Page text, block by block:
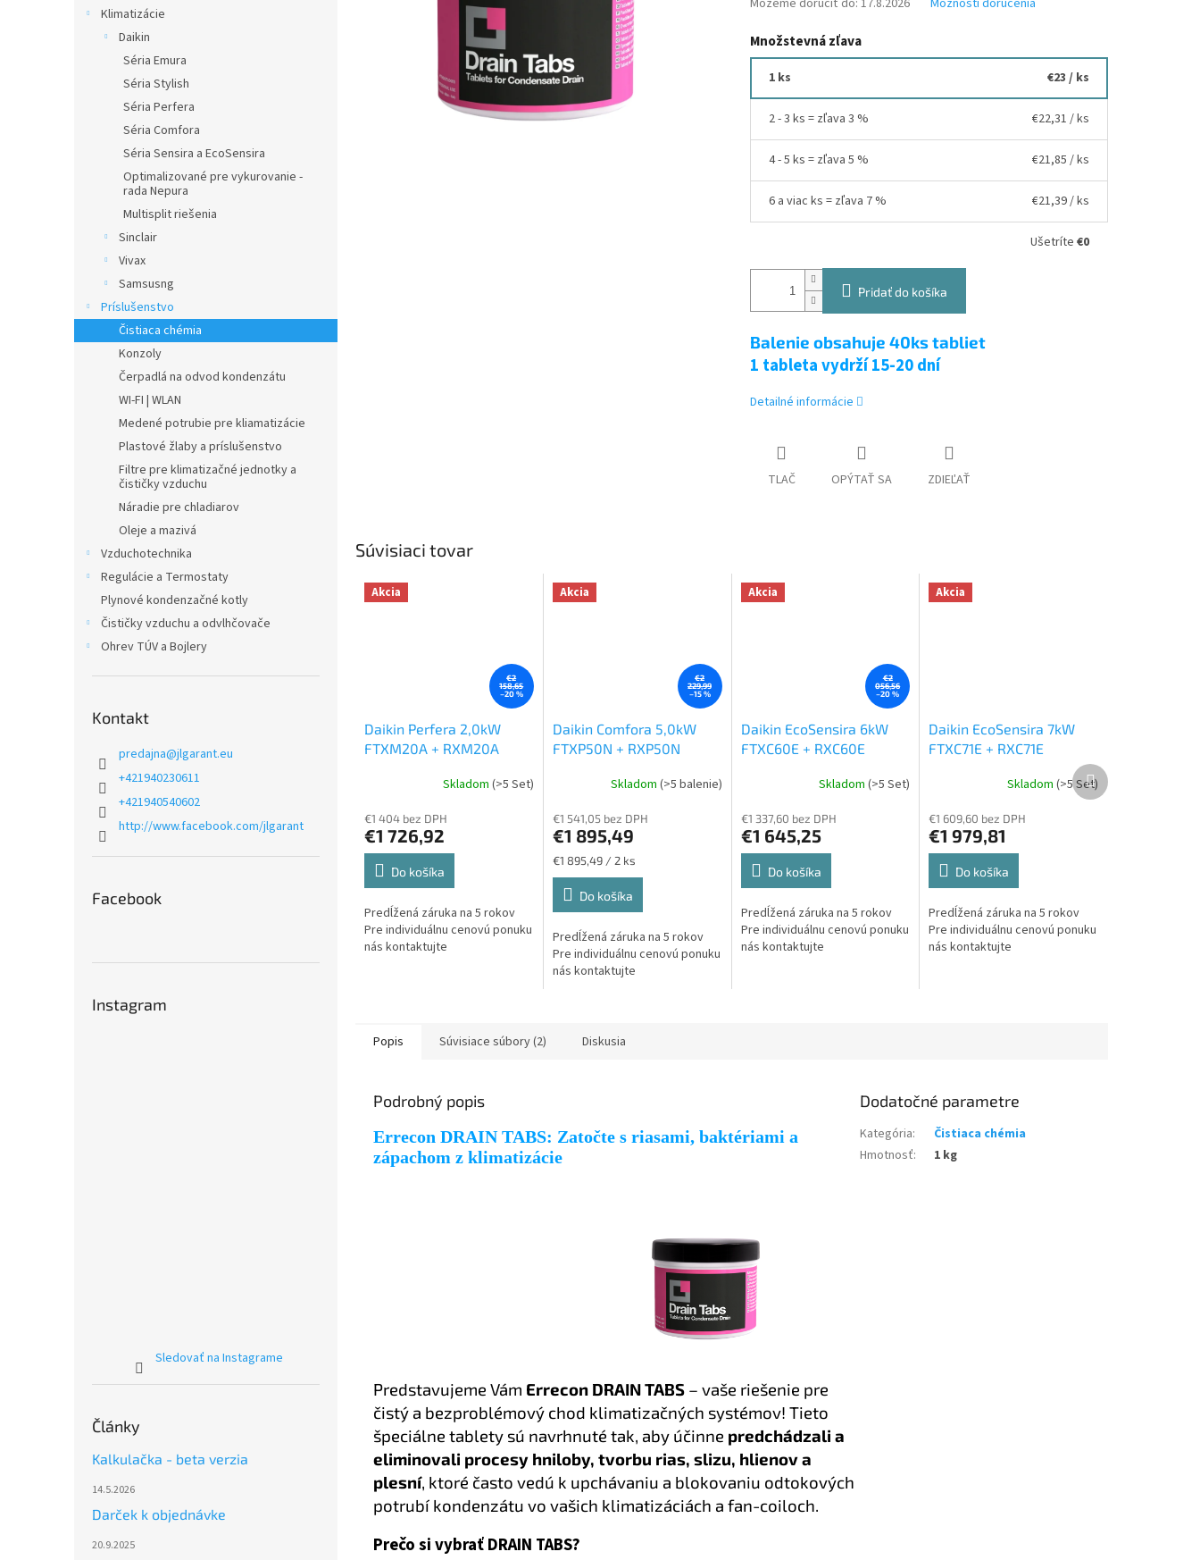
Klimatizácie
Daikin
Séria Emura
Séria Stylish
Séria Perfera
Séria Comfora
Séria Sensira a EcoSensira
Optimalizované pre vykurovanie -
rada Nepura
Multisplit riešenia
Sinclair
Vivax
Samsusng
Príslušenstvo
Čistiaca chémia
Konzoly
Čerpadlá na odvod kondenzátu
WI-FI | WLAN
Medené potrubie pre kliamatizácie
Plastové žlaby a príslušenstvo
Filtre pre klimatizačné jednotky a
čističky vzduchu
Náradie pre chladiarov
Oleje a mazivá
Vzduchotechnika
Regulácie a Termostaty
Plynové kondenzačné kotly
Čističky vzduchu a odvlhčovače
Ohrev TÚV a Bojlery
Kontakt
predajna@jlgarant.eu
+421940230611
+421940540602
http://www.facebook.com/jlgarant
Facebook
Instagram
Sledovať na Instagrame
Články
Kalkulačka - beta verzia
14.5.2026
Darček k objednávke
20.9.2025
Môžeme doručiť do: 17.8.2026 Možnosti doručenia
Množstevná zľava
1 ks €23 / ks
2 - 3 ks = zľava 3 % €22,31 / ks
4 - 5 ks = zľava 5 % €21,85 / ks
6 a viac ks = zľava 7 % €21,39/ ks
Ušetríte €0
Pridať do košíka
Balenie obsahuje 40ks tabliet
1 tableta vydrží 15-20 dní
Detailné informácie
TLAČ OPÝTAŤ SA ZDIEĽAŤ
Súvisiaci tovar
Akcia
€2
158,65
–20 %
Daikin Perfera 2,0kW
FTXM20A + RXM20A
Skladom (>5 Set)
€1 404 bez DPH
€1 726,92
Do košíka
Predĺžená záruka na 5 rokov
Pre individuálnu cenovú ponuku
nás kontaktujte
Akcia
€2
229,99
–15 %
Daikin Comfora 5,0kW
FTXP50N + RXP50N
Skladom (>5 balenie)
€1 541,05 bez DPH
€1 895,49
Jednotková
cena:
€1 895,49 / 2 ks
Do košíka
Predĺžená záruka na 5 rokov
Pre individuálnu cenovú ponuku
nás kontaktujte
Akcia
€2
056,56
–20 %
Daikin EcoSensira 6kW
FTXC60E + RXC60E
Skladom(>5 Set)
€1 337,60 bez DPH
€1 645,25
Do košíka
Predĺžená záruka na 5 rokov
Pre individuálnu cenovú ponuku
nás kontaktujte
Akcia
Daikin EcoSensira 7kW
FTXC71E + RXC71E
Skladom (>5 Set)
€1 609,60 bez DPH
€1 979,81
Do košíka
Predĺžená záruka na 5 rokov
Pre individuálnu cenovú ponuku
nás kontaktujte
Ďalší
produkt
Popis Súvisiace súbory (2) Diskusia
Podrobný popis
Errecon DRAIN TABS: Zatočte s riasami, baktériami a
zápachom z klimatizácie
Predstavujeme Vám Errecon DRAIN TABS – vaše riešenie pre
čistý a bezproblémový chod klimatizačných systémov! Tieto
špeciálne tablety sú navrhnuté tak, aby účinne predchádzali a
eliminovali procesy hniloby, tvorbu rias, slizu, hlienov a
plesní, ktoré často vedú k upchávaniu a blokovaniu odtokových
potrubí kondenzátu vo vašich klimatizáciách a fan-coiloch.
Prečo si vybrať DRAIN TABS?
Dodatočné parametre
Kategória:
Čistiaca chémia
Hmotnosť: 1 kg